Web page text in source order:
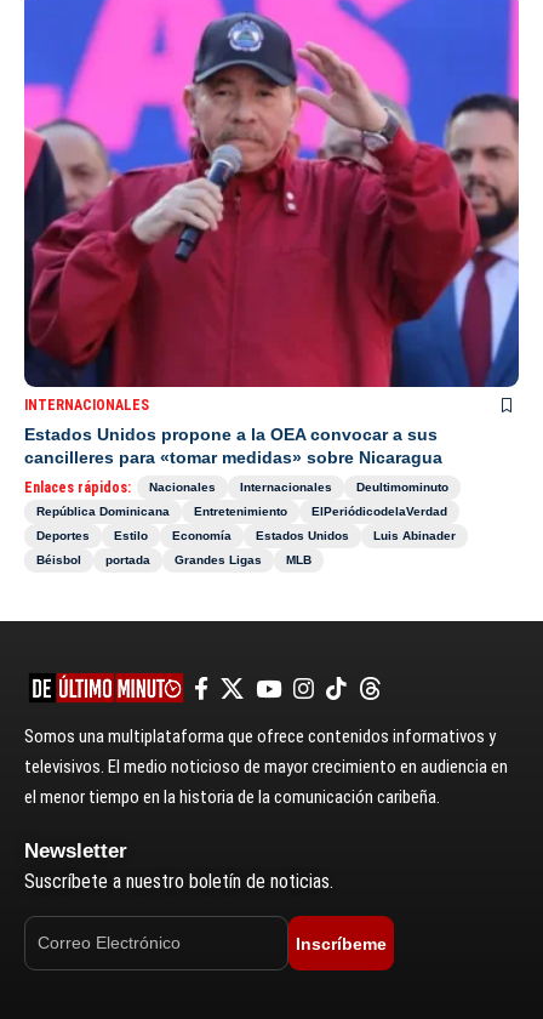
INTERNACIONALES
Estados Unidos propone a la OEA convocar a sus
cancilleres para «tomar medidas» sobre Nicaragua
Enlaces rápidos: Nacionales Internacionales
Deultimominuto
República Dominicana
Entretenimiento
ElPeriódicodelaVerdad
Deportes
Estilo Economía Estados Unidos
Luis Abinader
Béisbol
portada Grandes Ligas MLB
Somos una multiplataforma que ofrece contenidos informativos y
televisivos. El medio noticioso de mayor crecimiento en audiencia en
el menor tiempo en la historia de la comunicación caribeña.
Newsletter
Suscríbete a nuestro boletín de noticias.
Inscríbeme